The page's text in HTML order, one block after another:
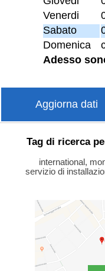
Venerdi
Sabato
Domenica
Adesso
Aggiorna dati
Tag di ricerca
international,
servizio di